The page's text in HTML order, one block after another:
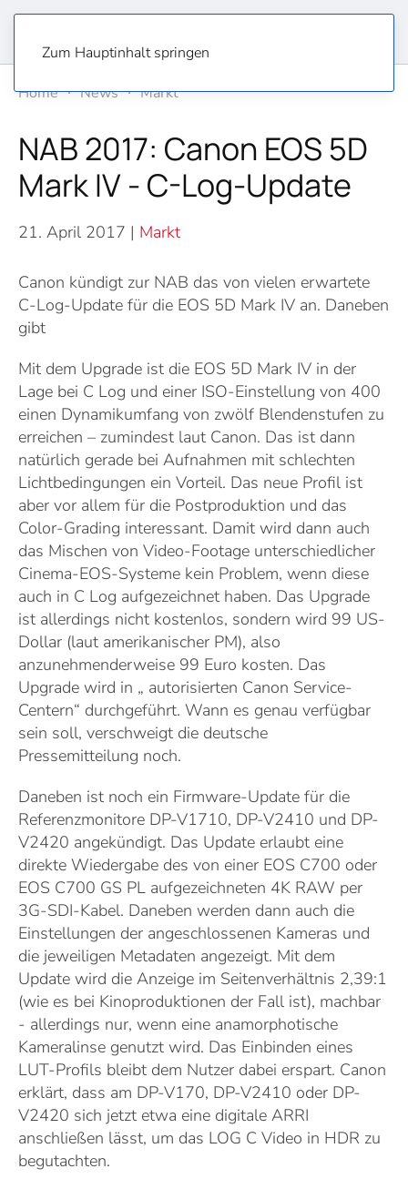
Zum Hauptinhalt springen
Home
News Markt
NAB 2017: Canon EOS 5D
Mark IV - C-Log-Update
21. April 2017 | Markt
Canon kündigt zur NAB das von vielen erwartete
C-Log-Update für die EOS 5D Mark IV an. Daneben
gibt
Mit dem Upgrade ist die EOS 5D Mark IV in der
Lage bei C Log und einer ISO-Einstellung von 400
einen Dynamikumfang von zwölf Blendenstufen zu
erreichen – zumindest laut Canon. Das ist dann
natürlich gerade bei Aufnahmen mit schlechten
Lichtbedingungen ein Vorteil. Das neue Profil ist
aber vor allem für die Postproduktion und das
Color-Grading interessant. Damit wird dann auch
das Mischen von Video-Footage unterschiedlicher
Cinema-EOS-Systeme kein Problem, wenn diese
auch in C Log aufgezeichnet haben. Das Upgrade
ist allerdings nicht kostenlos, sondern wird 99 US-
Dollar (laut amerikanischer PM), also
anzunehmenderweise 99 Euro kosten. Das
Upgrade wird in „ autorisierten Canon Service-
Centern“ durchgeführt. Wann es genau verfügbar
sein soll, verschweigt die deutsche
Pressemitteilung noch.
Daneben ist noch ein Firmware-Update für die
Referenzmonitore DP-V1710, DP-V2410 und DP-
V2420 angekündigt. Das Update erlaubt eine
direkte Wiedergabe des von einer EOS C700 oder
EOS C700 GS PL aufgezeichneten 4K RAW per
3G-SDI-Kabel. Daneben werden dann auch die
Einstellungen der angeschlossenen Kameras und
die jeweiligen Metadaten angezeigt. Mit dem
Update wird die Anzeige im Seitenverhältnis 2,39:1
(wie es bei Kinoproduktionen der Fall ist), machbar
- allerdings nur, wenn eine anamorphotische
Kameralinse genutzt wird. Das Einbinden eines
LUT-Profils bleibt dem Nutzer dabei erspart. Canon
erklärt, dass am DP-V170, DP-V2410 oder DP-
V2420 sich jetzt etwa eine digitale ARRI
anschließen lässt, um das LOG C Video in HDR zu
begutachten.